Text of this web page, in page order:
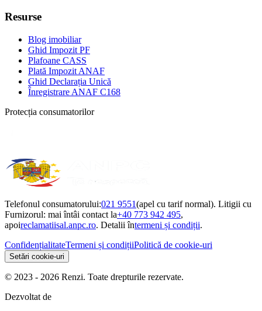
Resurse
Blog imobiliar
Ghid Impozit PF
Plafoane CASS
Plată Impozit ANAF
Ghid Declarația Unică
Înregistrare ANAF C168
Protecția consumatorilor
Telefonul consumatorului:021 9551(apel cu tarif normal). Litigii cu
Furnizorul: mai întâi contact la+40 773 942 495,
apoireclamatiisal.anpc.ro. Detalii întermeni și condiții.
ConfidențialitateTermeni și condițiiPolitică de cookie-uri
Setări cookie-uri
© 2023 - 2026 Renzi. Toate drepturile rezervate.
Dezvoltat de